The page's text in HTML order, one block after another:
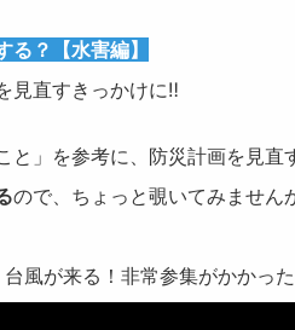
？【水害編】
見直すきっかけに‼
と」を参考に、防災計画を見直
ので、ちょっと覗いてみませ
が来る！非常参集がかかっ